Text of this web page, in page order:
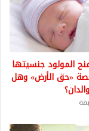
المولود جنسيتها
«حق الأرض» وهل